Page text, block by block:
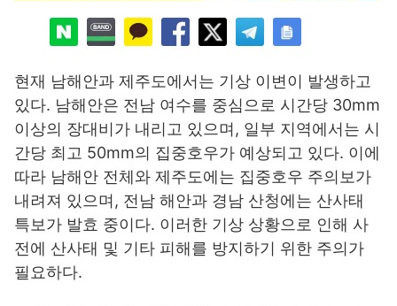
현재 남해안과 제주도에서는 기상 이변이 발생하고
있다. 남해안은 전남 여수를 중심으로 시간당 30mm
이상의 장대비가 내리고 있으며, 일부 지역에서는 시
간당 최고 50mm의 집중호우가 예상되고 있다. 이에
따라 남해안 전체와 제주도에는 집중호우 주의보가
내려져 있으며, 전남 해안과 경남 산청에는 산사태
특보가 발효 중이다. 이러한 기상 상황으로 인해 사
전에 산사태 및 기타 피해를 방지하기 위한 주의가
필요하다.